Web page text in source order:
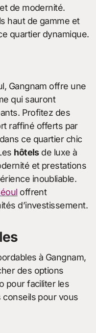
de modernité.
haut de gamme et
quartier dynamique.
Gangnam offre une
qui sauront
Profitez des
raffiné offerts par
ce quartier chic
hôtelsde luxe à
et prestations
inoubliable.
offrent
d’investissement.
à Gangnam,
des options
pour faciliter les
conseils pour vous